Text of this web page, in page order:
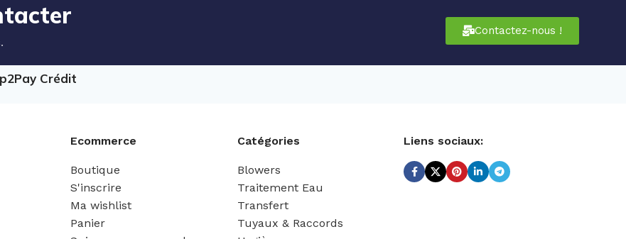
Contactez-nous !
Crédit
Ecommerce
Boutique
S'inscrire
Ma wishlist
Panier
Catégories
Blowers
Traitement Eau
Transfert
Tuyaux & Raccords
Liens sociaux: